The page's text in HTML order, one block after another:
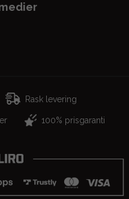
Rask levering
100% prisgaranti